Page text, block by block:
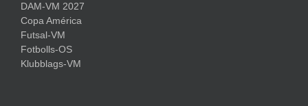
DAM-VM 2027
Copa América
Futsal-VM
Fotbolls-OS
Klubblags-VM